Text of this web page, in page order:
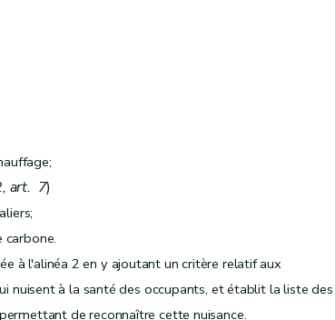
art. 7)
carbone.
à l'alinéa 2 en y ajoutant un critère relatif aux
nuisent à la santé des occupants, et établit la liste des
de reconnaître cette nuisance.